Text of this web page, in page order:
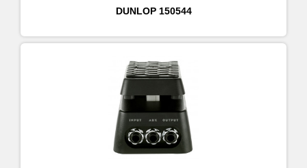
DUNLOP 150544